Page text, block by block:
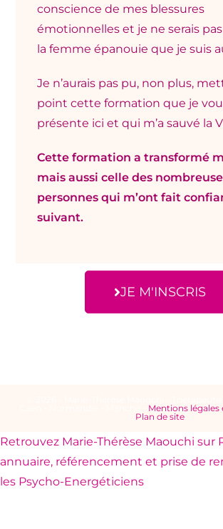
conscience de mes blessures
émotionnelles et je ne serais
la femme épanouie que je suis
Je n’aurais pas pu, non plus,
point cette formation que je
présente ici et qui m’a sauvé la
Cette formation a transformé
mais aussi celle des
personnes qui m’ont fait
suivant.
JE M'INSCRIS
Mentions
Plan de site
Retrouvez Marie-Thérèse Maouchi sur
annuaire, référencement et prise de
les Psycho-Energéticiens